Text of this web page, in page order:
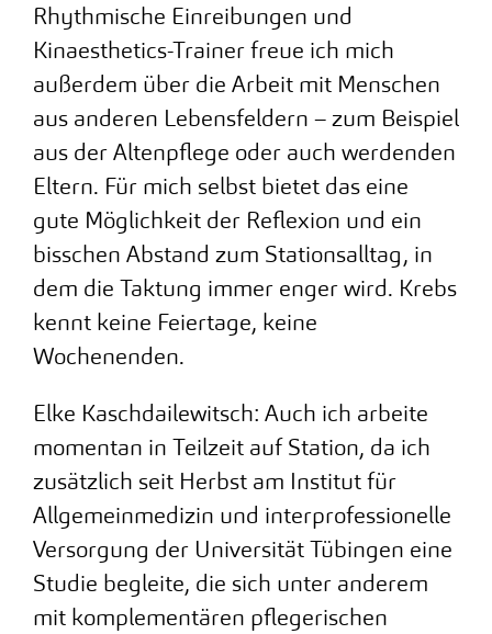
Rhythmische Einreibungen und
Kinaesthetics-Trainer freue ich mich
außerdem über die Arbeit mit Menschen
aus anderen Lebensfeldern – zum Beispiel
aus der Altenpflege oder auch werdenden
Eltern. Für mich selbst bietet das eine
gute Möglichkeit der Reflexion und ein
bisschen Abstand zum Stationsalltag, in
dem die Taktung immer enger wird. Krebs
kennt keine Feiertage, keine
Wochenenden.
Elke Kaschdailewitsch: Auch ich arbeite
momentan in Teilzeit auf Station, da ich
zusätzlich seit Herbst am Institut für
Allgemeinmedizin und interprofessionelle
Versorgung der Universität Tübingen eine
Studie begleite, die sich unter anderem
mit komplementären pflegerischen